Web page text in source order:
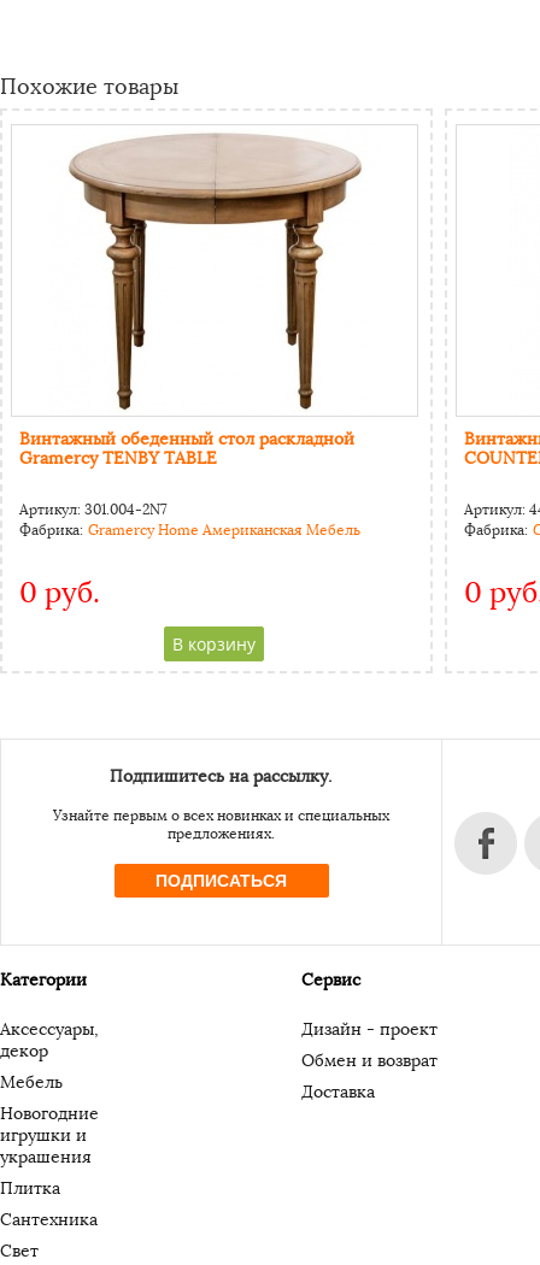
Похожие товары
Винтажный обеденный стол раскладной
Gramercy TENBY TABLE
Артикул: 301.004-2N7
Фабрика: Gramercy Home Американская Мебель
0 руб.
Артикул:
Фабрика:
0
Подпишитесь на рассылку.
Узнайте первым о всех новинках и специальных
предложениях.
ПОДПИСАТЬСЯ
Категории
Аксессуары,
декор
Мебель
Новогодние
игрушки и
украшения
Плитка
Сантехника
Свет
Сервис
Дизайн - проект
Обмен и возврат
Доставка